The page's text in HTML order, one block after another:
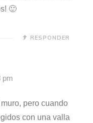
🙂
RESPONDER
pm
pero cuando
con una valla